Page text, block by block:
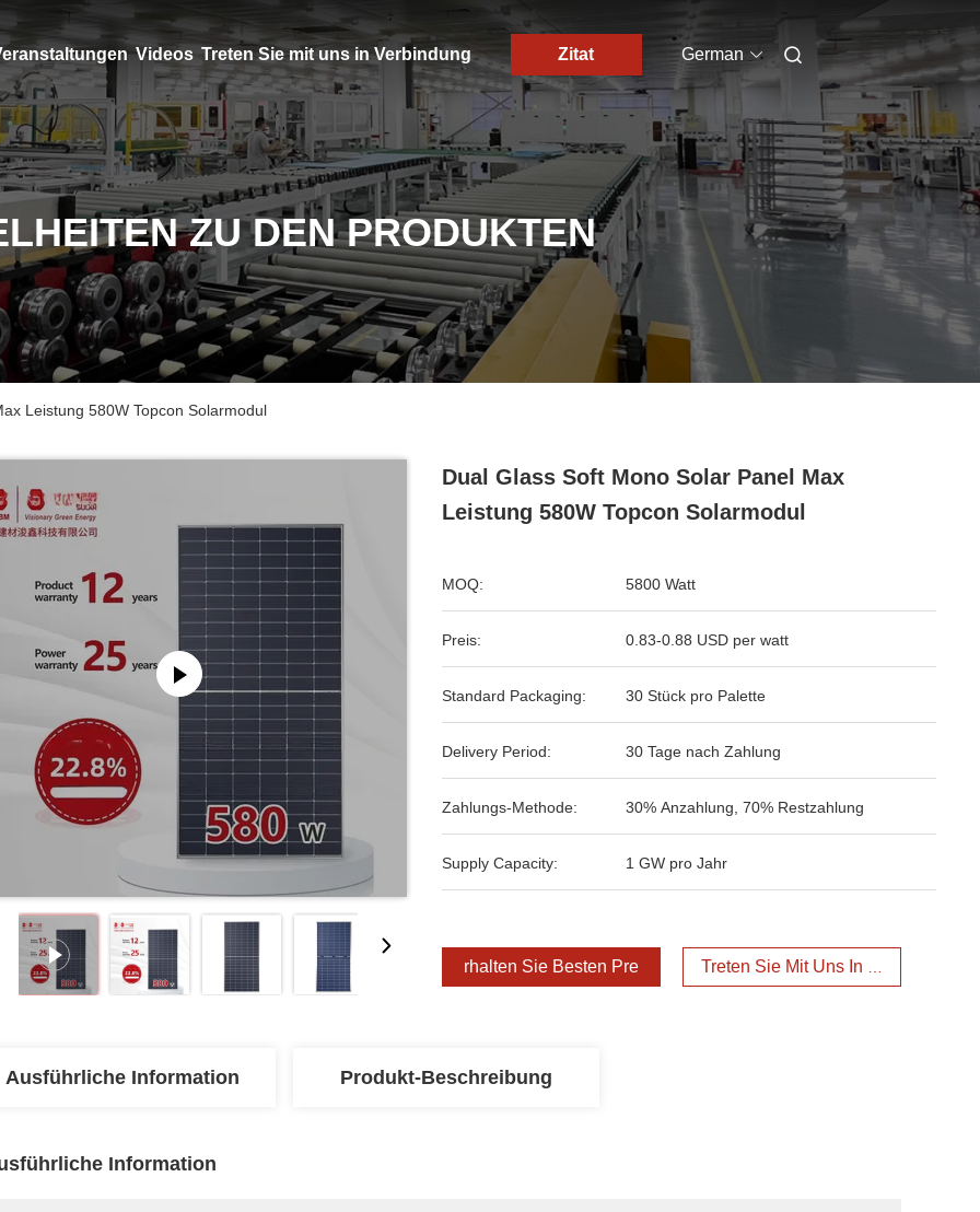
Videos Treten Sie mit uns in Verbindung Zitat German
ZU DEN PRODUKTEN
Leistung 580W Topcon Solarmodul
Dual Glass Soft Mono Solar Panel Max
Leistung 580W Topcon Solarmodul
MOQ: 5800 Watt
Preis: 0.83-0.88 USD per watt
Standard Packaging: 30 Stück pro Palette
Delivery Period: 30 Tage nach Zahlung
Zahlungs-Methode: 30% Anzahlung, 70% Restzahlung
Supply Capacity: 1 GW pro Jahr
Erhalten Sie Besten Preis Treten Sie Mit Uns In Verbindung
Ausführliche Information Produkt-Beschreibung
Information